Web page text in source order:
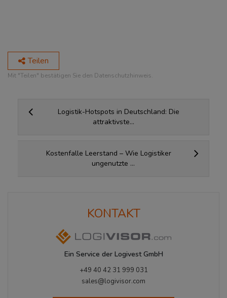
Teilen
Mit "Teilen" bestätigen Sie den Datenschutzhinweis.
Logistik-Hotspots in Deutschland: Die
attraktivste...
Kostenfalle Leerstand – Wie Logistiker
ungenutzte ...
KONTAKT
Ein Service der Logivest GmbH
+49 40 42 31 999 031
sales@logivisor.com